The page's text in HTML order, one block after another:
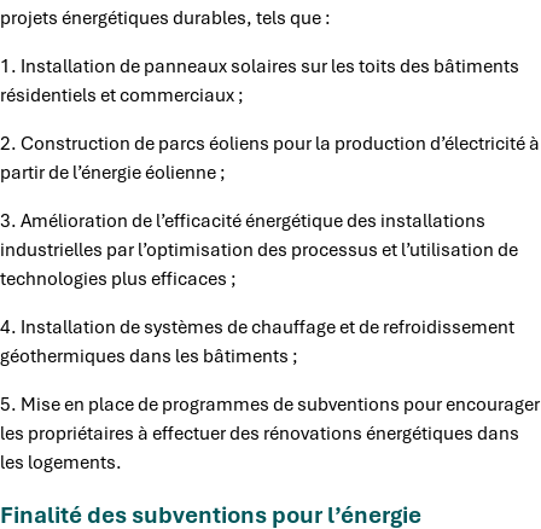
projets énergétiques durables, tels que :
1. Installation de panneaux solaires sur les toits des bâtiments
résidentiels et commerciaux ;
2. Construction de parcs éoliens pour la production d’électricité à
partir de l’énergie éolienne ;
3. Amélioration de l’efficacité énergétique des installations
industrielles par l’optimisation des processus et l’utilisation de
technologies plus efficaces ;
4. Installation de systèmes de chauffage et de refroidissement
géothermiques dans les bâtiments ;
5. Mise en place de programmes de subventions pour encourager
les propriétaires à effectuer des rénovations énergétiques dans
les logements.
Finalité des subventions pour l’énergie